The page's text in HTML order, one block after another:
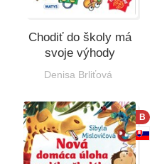
Chodiť do školy má
svoje výhody
Denisa Brliťová
B